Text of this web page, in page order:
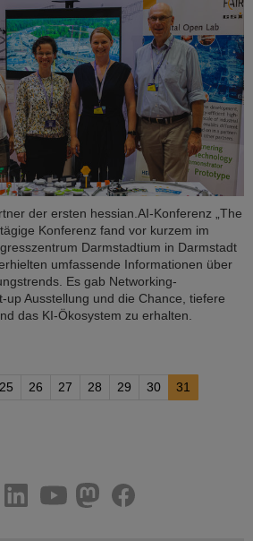
der ersten hessian.AI-Konferenz „The
Konferenz fand vor kurzem im
Darmstadtium in Darmstadt
umfassende Informationen über
Es gab Networking-
up Ausstellung und die Chance, tiefere
das KI-Ökosystem zu erhalten.
25 26 27 28 29 30 31
facebook